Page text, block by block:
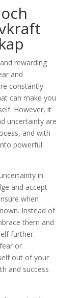
rewarding
and
constantly
can make you
However, it
uncertainty are
and with
powerful
in
and accept
when
Instead of
them and
further.
or
out of your
and success